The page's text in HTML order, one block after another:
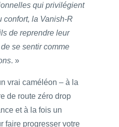
qui privilégient
confort, la Vanish-R
de reprendre leur
se sentir comme
. »
vrai caméléon – à la
de route zéro drop
et à la fois un
faire progresser votre